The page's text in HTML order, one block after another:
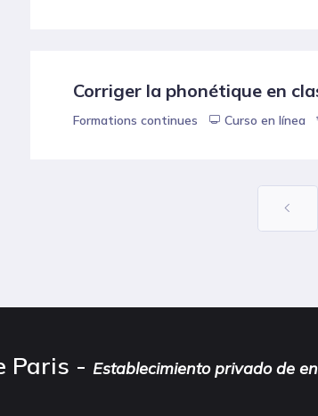
Corriger la phonétique en
Formations continues Curso en línea
Paris - Establecimiento privado de